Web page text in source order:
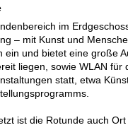
im
– mit Kunst und
ein und bietet eine große
liegen, sowie WLAN
statt, etwa
ist die Rotunde auch